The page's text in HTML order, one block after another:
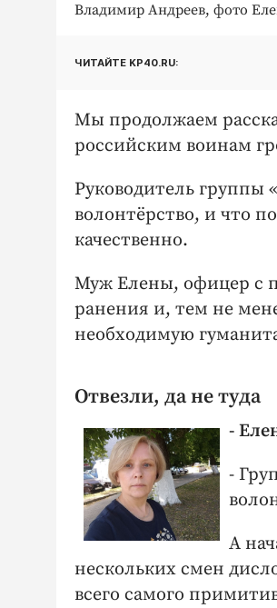
Владимир Андреев, фото
ЧИТАЙТЕ KP40.RU:
Мы продолжаем
российским воинам
Руководитель группы
волонтёрство, и что
качественно.
Муж Елены, офицер с
ранения и, тем не
необходимую
Отвезли, да не туда
-
-
А
нескольких смен
всего самого